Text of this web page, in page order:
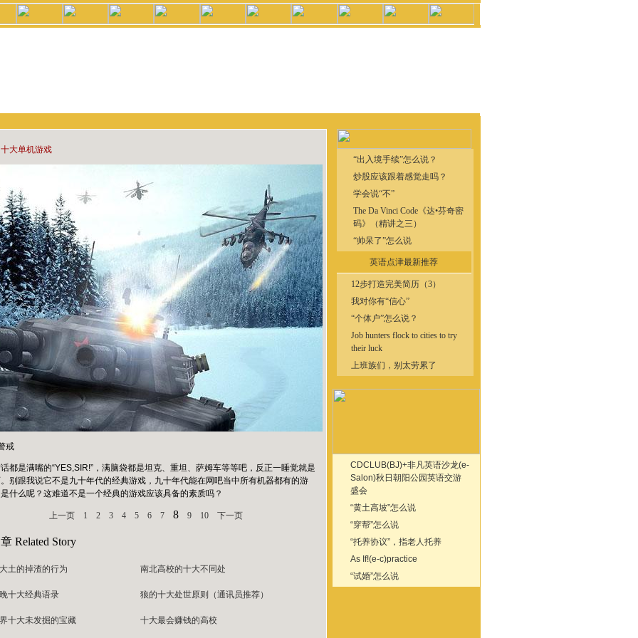
大单机游戏
戒
都是满嘴的“YES,SIR!”，满脑袋都是坦克、重坦、萨姆车等等吧，反正一睡觉就是
别跟我说它不是九十年代的经典游戏，九十年代能在网吧当中所有机器都有的游
什么呢？这难道不是一个经典的游戏应该具备的素质吗？
上一页 1 2 3 4 5 6 7 8 9 10 下一页
Related Story
土的掉渣的行为 南北高校的十大不同处
十大经典语录 狼的十大处世原则（通讯员推荐）
十大未发掘的宝藏 十大最会赚钱的高校
“出入境手续”怎么说？
炒股应该跟着感觉走吗？
学会说“不”
The Da Vinci Code《达•芬奇密
码》（精讲之三）
“帅呆了”怎么说
英语点津最新推荐
12步打造完美简历（3）
我对你有“信心”
“个体户”怎么说？
Job hunters flock to cities to try
their luck
上班族们，别太劳累了
CDCLUB(BJ)+非凡英语沙龙(e-
Salon)秋日朝阳公园英语交游
盛会
“黄土高坡”怎么说
“穿帮”怎么说
“托养协议”，指老人托养
As If!(e-c)practice
“试婚”怎么说